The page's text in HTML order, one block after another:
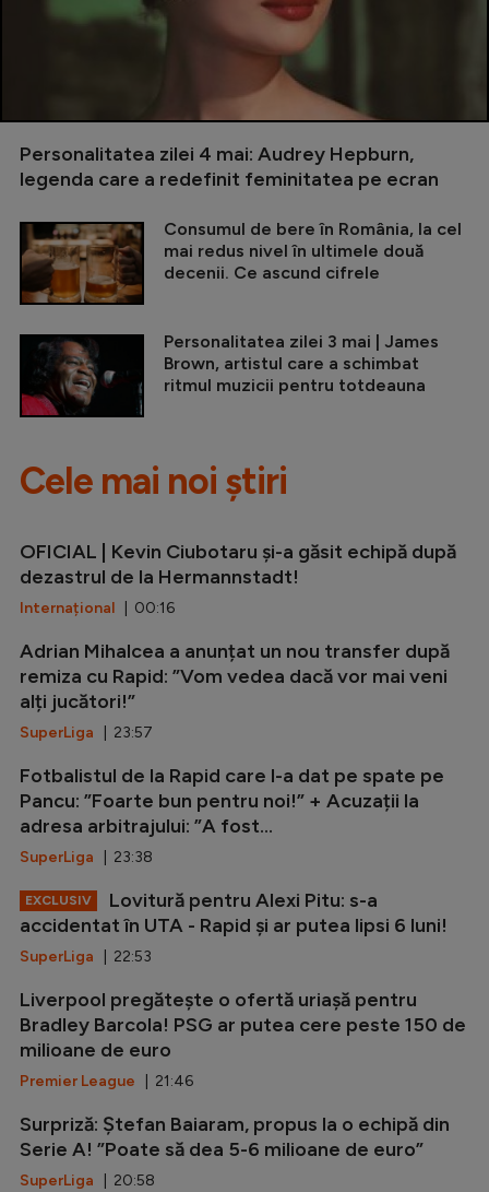
Personalitatea zilei 4 mai: Audrey Hepburn,
legenda care a redefinit feminitatea pe ecran
Consumul de bere în România, la cel
mai redus nivel în ultimele două
decenii. Ce ascund cifrele
Personalitatea zilei 3 mai | James
Brown, artistul care a schimbat
ritmul muzicii pentru totdeauna
Cele mai noi știri
OFICIAL | Kevin Ciubotaru și-a găsit echipă după
dezastrul de la Hermannstadt!
Internațional | 00:16
Adrian Mihalcea a anunțat un nou transfer după
remiza cu Rapid: ”Vom vedea dacă vor mai veni
alți jucători!”
SuperLiga | 23:57
Fotbalistul de la Rapid care l-a dat pe spate pe
Pancu: ”Foarte bun pentru noi!” + Acuzații la
adresa arbitrajului: ”A fost...
SuperLiga | 23:38
EXCLUSIV
Lovitură pentru Alexi Pitu: s-a
accidentat în UTA - Rapid și ar putea lipsi 6 luni!
SuperLiga | 22:53
Liverpool pregătește o ofertă uriașă pentru
Bradley Barcola! PSG ar putea cere peste 150 de
milioane de euro
Premier League | 21:46
Surpriză: Ștefan Baiaram, propus la o echipă din
Serie A! ”Poate să dea 5-6 milioane de euro”
SuperLiga | 20:58